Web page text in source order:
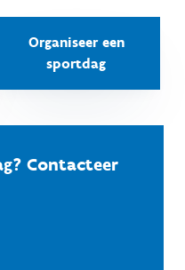
Organiseer een
sportdag
Contacteer